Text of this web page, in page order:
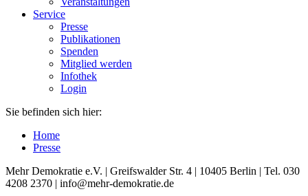
Service
Presse
Publikationen
Spenden
Mitglied werden
Infothek
Login
Sie befinden sich hier:
Home
Presse
Mehr Demokratie e.V. | Greifswalder Str. 4 | 10405 Berlin | Tel. 030
4208 2370 | info@mehr-demokratie.de